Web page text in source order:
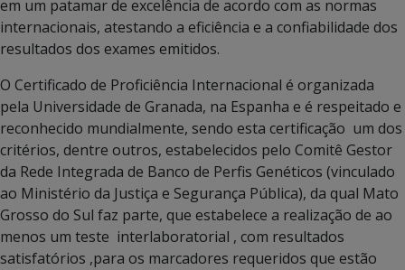
em um patamar de excelência de acordo com as normas
internacionais, atestando a eficiência e a confiabilidade dos
resultados dos exames emitidos.
O Certificado de Proficiência Internacional é organizada
pela Universidade de Granada, na Espanha e é respeitado e
reconhecido mundialmente, sendo esta certificação um dos
critérios, dentre outros, estabelecidos pelo Comitê Gestor
da Rede Integrada de Banco de Perfis Genéticos (vinculado
ao Ministério da Justiça e Segurança Pública), da qual Mato
Grosso do Sul faz parte, que estabelece a realização de ao
menos um teste interlaboratorial , com resultados
satisfatórios ,para os marcadores requeridos que estão